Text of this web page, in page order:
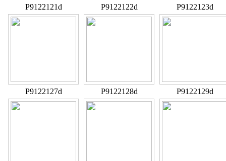
P9122121d P9122122d P9122123d
P9122127d P9122128d P9122129d